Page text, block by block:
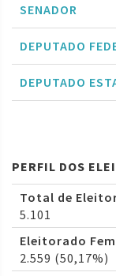
SENADOR
DEPUTADO
DEPUTADO
PERFIL DOS
Total de
5.101
Eleitorado
2.559 (50,17%)